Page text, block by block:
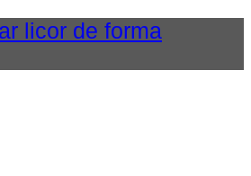
licor de forma